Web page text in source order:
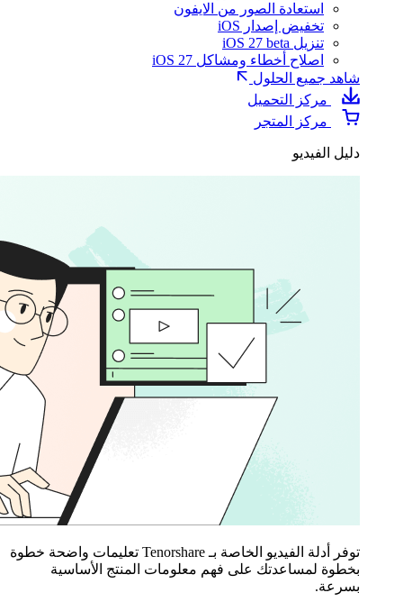
استعادة الصور من الايفون
تخفيض إصدار iOS
تنزيل iOS 27 beta
اصلاح أخطاء ومشاكل iOS 27
شاهد جميع الحلول
مركز التحميل
مركز المتجر
دليل الفيديو
توفر أدلة الفيديو الخاصة بـ Tenorshare تعليمات واضحة خطوة
بخطوة لمساعدتك على فهم معلومات المنتج الأساسية
بسرعة.